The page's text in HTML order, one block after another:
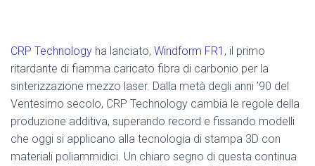
CRP Technology ha lanciato, Windform FR1 , il primo
ritardante di fiamma caricato fibra di carbonio per la
sinterizzazione mezzo laser. Dalla metà degli anni ’90 del
Ventesimo secolo, CRP Technology cambia le regole della
produzione additiva, superando record e fissando modelli
che oggi si applicano alla tecnologia di stampa 3D con
materiali poliammidici. Un chiaro segno di questa continua